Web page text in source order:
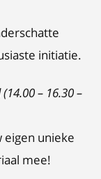
initiatie.
– 16.30 –
eigen unieke
mee!